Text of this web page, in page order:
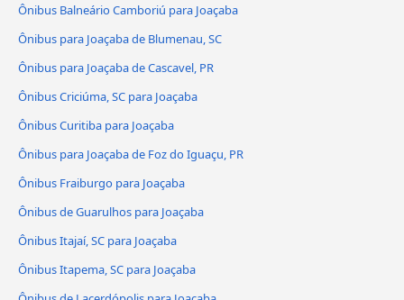
Ônibus Balneário Camboriú para Joaçaba
Ônibus para Joaçaba de Blumenau, SC
Ônibus para Joaçaba de Cascavel, PR
Ônibus Criciúma, SC para Joaçaba
Ônibus Curitiba para Joaçaba
Ônibus para Joaçaba de Foz do Iguaçu, PR
Ônibus Fraiburgo para Joaçaba
Ônibus de Guarulhos para Joaçaba
Ônibus Itajaí, SC para Joaçaba
Ônibus Itapema, SC para Joaçaba